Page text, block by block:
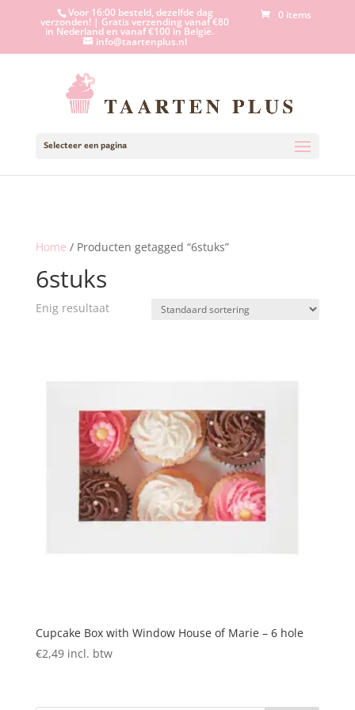
Voor 16:00 besteld, dezelfde dag
verzonden! | Gratis verzending vanaf €80
in Nederland en vanaf €100 in België.
info@taartenplus.nl
0 items
Selecteer een pagina
Home / Producten getagged “6stuks”
6stuks
Enig resultaat
Cupcake Box with Window House of Marie – 6 hole
€2,49 incl. btw